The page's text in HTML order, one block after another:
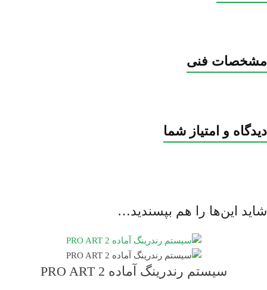
مشخصات فنی
دیدگاه و امتیاز شما
شاید این‌ها را هم بپسندید…
سیستم رندرینگ آماده PRO ART 2